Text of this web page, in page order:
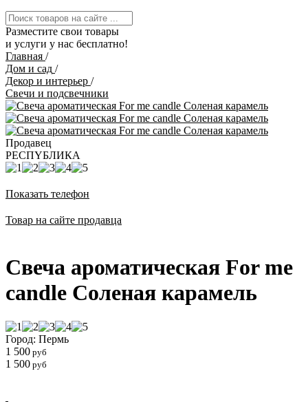
Разместите свои товары
и услуги у нас бесплатно!
Главная /
Дом и сад /
Декор и интерьер /
Свечи и подсвечники
Продавец
РЕСПYБЛИКА
Показать телефон
Товар на сайте продавца
Свеча ароматическая For me
candle Соленая карамель
Город: Пермь
1 500 руб
1 500 руб